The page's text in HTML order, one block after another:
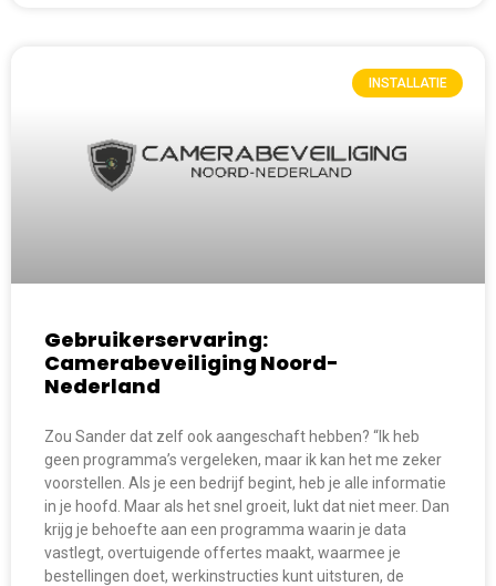
INSTALLATIE
Gebruikerservaring:
Camerabeveiliging Noord-
Nederland
Zou Sander dat zelf ook aangeschaft hebben? “Ik heb
geen programma’s vergeleken, maar ik kan het me zeker
voorstellen. Als je een bedrijf begint, heb je alle informatie
in je hoofd. Maar als het snel groeit, lukt dat niet meer. Dan
krijg je behoefte aan een programma waarin je data
vastlegt, overtuigende offertes maakt, waarmee je
bestellingen doet, werkinstructies kunt uitsturen, de